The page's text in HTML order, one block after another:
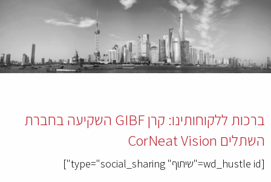
ברכות ללקוחותינו: קרן GIBF השקיעה בחברת
השתלים CorNeat Vision
[wd_hustle id="שיתוף" type="social_sharing"]